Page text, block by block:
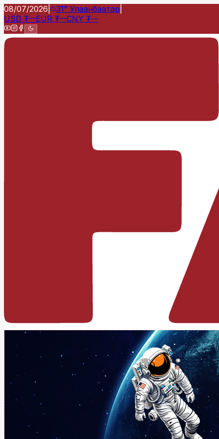
08/07/2026 31° Улаанбаатар
USD ₮--EUR ₮--CNY ₮--